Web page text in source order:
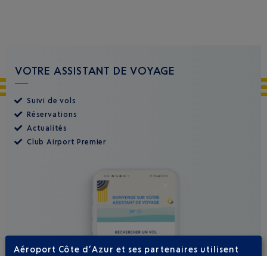
VOTRE ASSISTANT DE VOYAGE
Suivi de vols
Réservations
Actualités
Club Airport Premier
Aéroport Côte d’Azur et ses partenaires utilisent